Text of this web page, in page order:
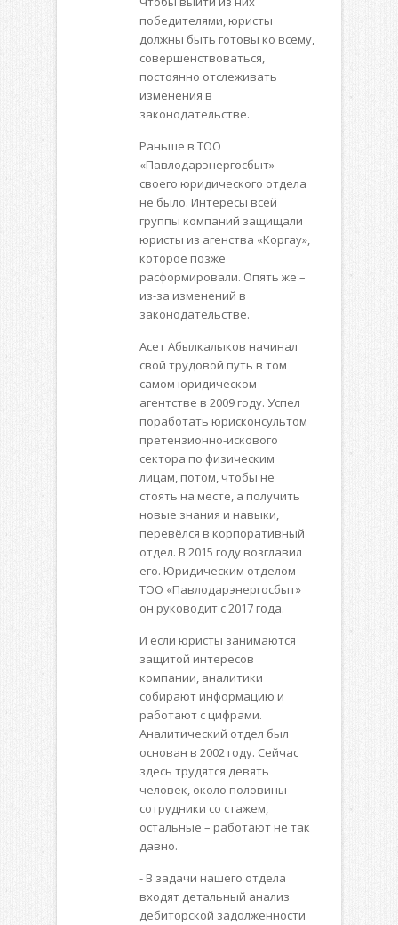
победителями, юристы
должны быть готовы ко всему,
совершенствоваться,
постоянно отслеживать
изменения в
законодательстве.
Раньше в ТОО
«Павлодарэнергосбыт»
своего юридического отдела
не было. Интересы всей
группы компаний защищали
юристы из агенства «Коргау»,
которое позже
расформировали. Опять же –
из-за изменений в
законодательстве.
Асет Абылкалыков начинал
свой трудовой путь в том
самом юридическом
агентстве в 2009 году. Успел
поработать юрисконсультом
претензионно-искового
сектора по физическим
лицам, потом, чтобы не
стоять на месте, а получить
новые знания и навыки,
перевёлся в корпоративный
отдел. В 2015 году возглавил
его. Юридическим отделом
ТОО «Павлодарэнергосбыт»
он руководит с 2017 года.
И если юристы занимаются
защитой интересов
компании, аналитики
собирают информацию и
работают с цифрами.
Аналитический отдел был
основан в 2002 году. Сейчас
здесь трудятся девять
человек, около половины –
сотрудники со стажем,
остальные – работают не так
давно.
- В задачи нашего отдела
входят детальный анализ
дебиторской задолженности